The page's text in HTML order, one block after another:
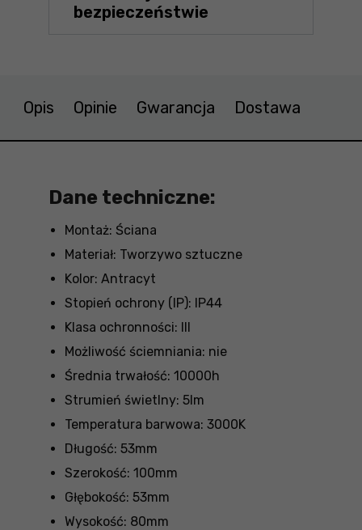
bezpieczeństwie
Opis Opinie Gwarancja Dostawa
Dane techniczne:
Montaż: Ściana
Materiał: Tworzywo sztuczne
Kolor: Antracyt
Stopień ochrony (IP): IP44
Klasa ochronności: III
Możliwość ściemniania: nie
Średnia trwałość: 10000h
Strumień świetlny: 5lm
Temperatura barwowa: 3000K
Długość: 53mm
Szerokość: 100mm
Głębokość: 53mm
Wysokość: 80mm